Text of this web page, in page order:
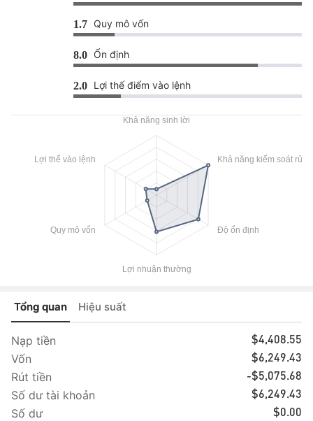
1.7 Quy mô vốn
8.0 Ổn định
2.0 Lợi thế điểm vào lệnh
Tổng quan Hiệu suất
Nạp tiền $4,408.55
Vốn $6,249.43
Rút tiền -$5,075.68
Số dư tài khoản $6,249.43
Số dư $0.00